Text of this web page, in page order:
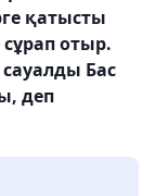
қатысты
отыр.
сауалды Бас
деп